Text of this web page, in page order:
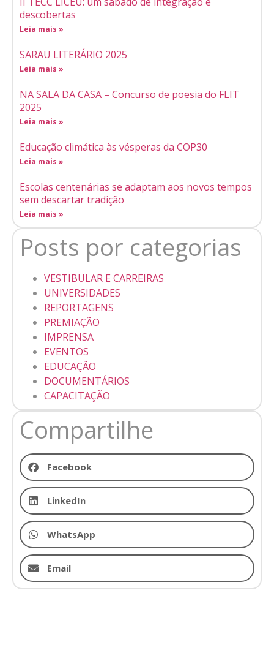
descobertas
Leia mais »
SARAU LITERÁRIO 2025
Leia mais »
NA SALA DA CASA – Concurso de poesia do FLIT
2025
Leia mais »
Educação climática às vésperas da COP30
Leia mais »
Escolas centenárias se adaptam aos novos tempos
sem descartar tradição
Leia mais »
Posts por categorias
VESTIBULAR E CARREIRAS
UNIVERSIDADES
REPORTAGENS
PREMIAÇÃO
IMPRENSA
EVENTOS
EDUCAÇÃO
DOCUMENTÁRIOS
CAPACITAÇÃO
Compartilhe
Facebook
LinkedIn
WhatsApp
Email